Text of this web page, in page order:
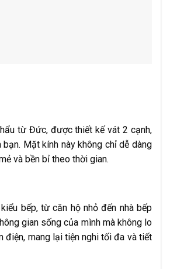
từ Đức, được thiết kế vát 2 cạnh,
Mặt kính này không chỉ dễ dàng
và bền bỉ theo thời gian.
bếp, từ căn hộ nhỏ đến nhà bếp
gian sống của mình mà không lo
mang lại tiện nghi tối đa và tiết